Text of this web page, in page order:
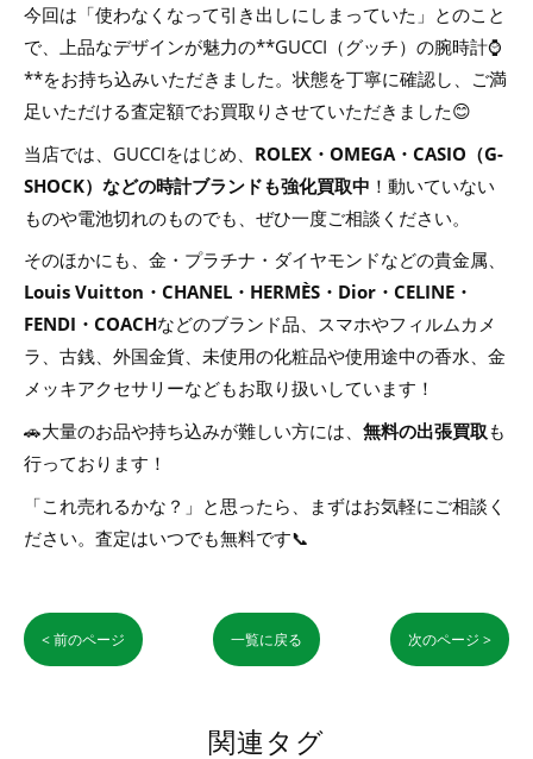
今回は「使わなくなって引き出しにしまっていた」とのこと
で、上品なデザインが魅力の**GUCCI（グッチ）の腕時計⌚
**をお持ち込みいただきました。状態を丁寧に確認し、ご満
足いただける査定額でお買取りさせていただきました😊
当店では、GUCCIをはじめ、 ROLEX・OMEGA・CASIO（G-
SHOCK） などの時計ブランドも強化買取中 ！動いていない
ものや電池切れのものでも、ぜひ一度ご相談ください。
そのほかにも、金・プラチナ・ダイヤモンドなどの貴金属、
Louis Vuitton・CHANEL・HERMÈS・Dior・CELINE・
FENDI・COACHなどのブランド品、スマホやフィルムカメ
ラ、古銭、外国金貨、未使用の化粧品や使用途中の香水、金
メッキアクセサリーなどもお取り扱いしています！
🚗大量のお品や持ち込みが難しい方には、 無料の出張買取も
行っております！
「これ売れるかな？」と思ったら、まずはお気軽にご相談く
ださい。査定はいつでも無料です📞
< 前のページ 一覧に戻る 次のページ >
関連タグ